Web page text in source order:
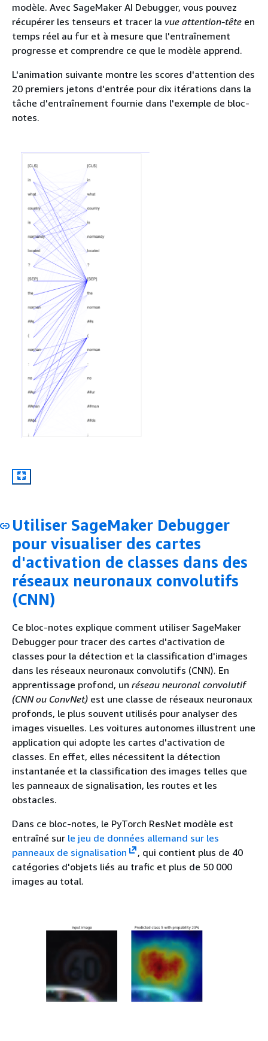
modèle. Avec SageMaker AI Debugger, vous pouvez
récupérer les tenseurs et tracer la vue attention-tête en
temps réel au fur et à mesure que l'entraînement
progresse et comprendre ce que le modèle apprend.
L'animation suivante montre les scores d'attention des
20 premiers jetons d'entrée pour dix itérations dans la
tâche d'entraînement fournie dans l'exemple de bloc-
notes.
Utiliser SageMaker Debugger
pour visualiser des cartes
d'activation de classes dans des
réseaux neuronaux convolutifs
(CNN)
Ce bloc-notes explique comment utiliser SageMaker
Debugger pour tracer des cartes d'activation de
classes pour la détection et la classification d'images
dans les réseaux neuronaux convolutifs (CNN). En
apprentissage profond, un réseau neuronal convolutif
(CNN ou ConvNet) est une classe de réseaux neuronaux
profonds, le plus souvent utilisés pour analyser des
images visuelles. Les voitures autonomes illustrent une
application qui adopte les cartes d'activation de
classes. En effet, elles nécessitent la détection
instantanée et la classification des images telles que
les panneaux de signalisation, les routes et les
obstacles.
Dans ce bloc-notes, le PyTorch ResNet modèle est
entraîné sur le jeu de données allemand sur les
panneaux de signalisation
, qui contient plus de 40
catégories d'objets liés au trafic et plus de 50 000
images au total.